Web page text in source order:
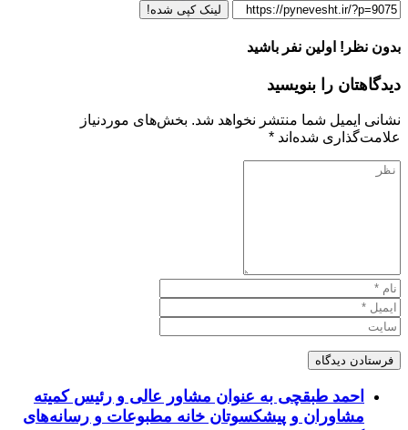
لینک کپی شده!
بدون نظر! اولین نفر باشید
دیدگاهتان را بنویسید
نشانی ایمیل شما منتشر نخواهد شد. بخش‌های موردنیاز
علامت‌گذاری شده‌اند *
احمد طبقچی به عنوان مشاور عالی و رئیس کمیته
مشاوران و پیشکسوتان خانه مطبوعات و رسانه‌های